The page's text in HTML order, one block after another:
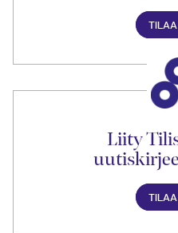
TILAA
Liity
TILAA